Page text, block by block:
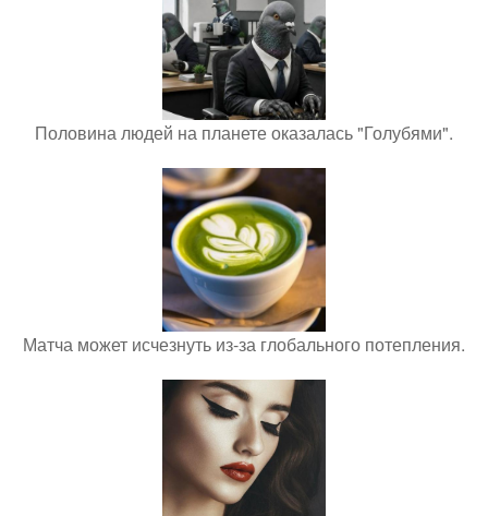
Половина людей на планете оказалась "Голубями".
Матча может исчезнуть из-за глобального потепления.